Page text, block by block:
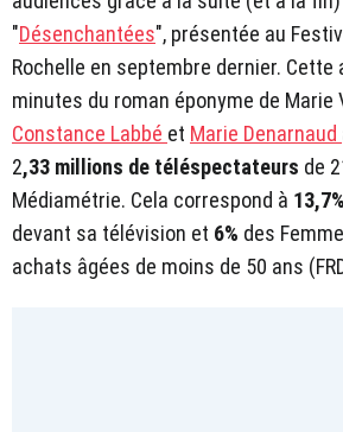
"Désenchantées", présentée au
Rochelle en septembre dernier. Cette
minutes du roman éponyme de Marie
Constance Labbé et Marie Denarnaud
2,33 millions de téléspectateurs de
Médiamétrie. Cela correspond à 13,7%
devant sa télévision et 6% des
achats âgées de moins de 50 ans